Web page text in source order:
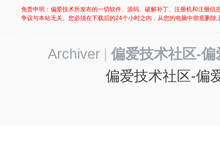
免责申明：偏爱技术所发布的一切软件、源码、破解补丁、注册机和注册
争议与本站无关。您必须在下载后的24个小时之内，从您的电脑中彻底删
Archiver | 偏爱技术社区-
偏爱技术社区-偏